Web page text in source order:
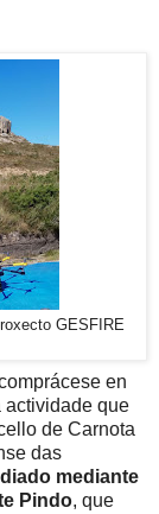
GESFIRE
en
actividade que
de Carnota
das
mediante
Pindo, que